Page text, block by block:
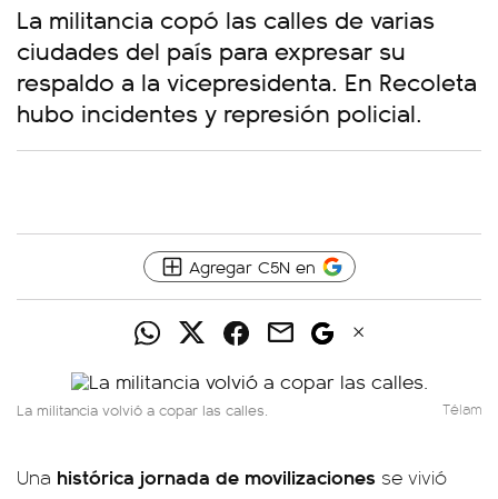
La militancia copó las calles de varias
ciudades del país para expresar su
respaldo a la vicepresidenta. En Recoleta
hubo incidentes y represión policial.
Agregar C5N en
La militancia volvió a copar las calles. Télam
Una histórica jornada de movilizaciones se vivió